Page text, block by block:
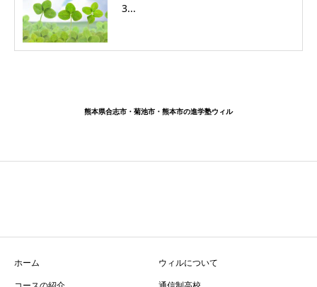
3...
熊本県合志市・菊池市・熊本市の進学塾ウィル
ホーム
ウィルについて